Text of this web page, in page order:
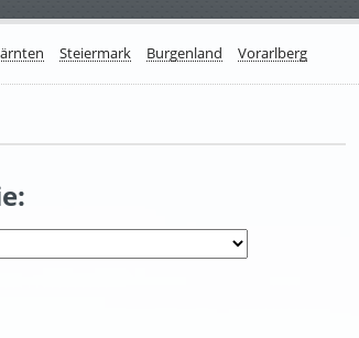
Steiermark Burgenland Vorarlberg